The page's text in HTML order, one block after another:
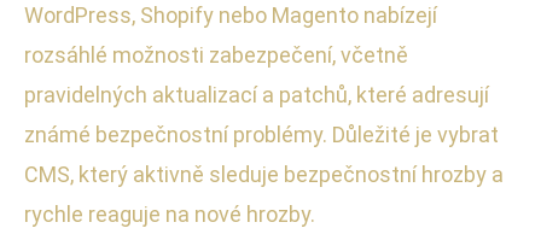
WordPress, Shopify nebo Magento nabízejí
rozsáhlé možnosti zabezpečení, včetně
pravidelných aktualizací a patchů, které adresují
známé bezpečnostní problémy. Důležité je vybrat
CMS, který aktivně sleduje bezpečnostní hrozby a
rychle reaguje na nové hrozby.